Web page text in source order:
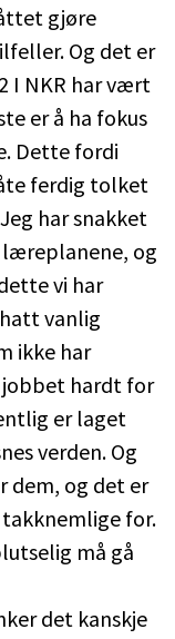
gjøre
Og det er
I NKR har vært
er å ha fokus
Dette fordi
ferdig tolket
har snakket
og
vi har
vanlig
ikke har
hardt for
er laget
verden. Og
dem, og det er
for.
må gå
det kanskje